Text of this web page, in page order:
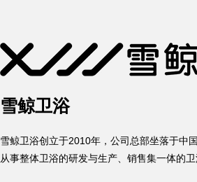
雪鲸卫浴
雪鲸卫浴创立于2010年，公司总部坐落于中
从事整体卫浴的研发与生产、销售集一体的卫